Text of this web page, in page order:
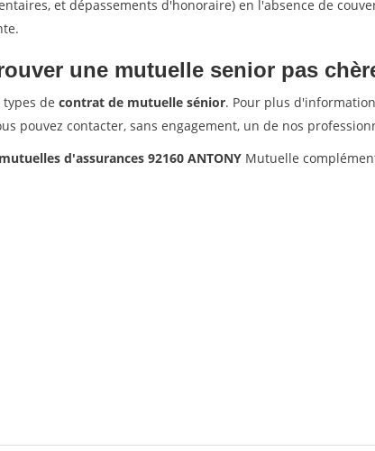
et dépassements d'honoraire) en l'absence de
une mutuelle senior pas
de contrat de mutuelle sénior. Pour plus
pouvez contacter, sans engagement, un de nos
d'assurances 92160 ANTONY Mutuelle